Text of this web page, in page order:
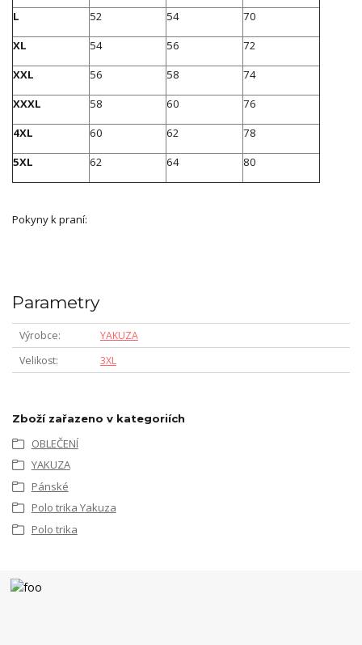
L
52 54
70
XL
54 56
72
XXL
56 58
74
XXXL
58 60
76
4XL
60 62
78
5XL
62 64 80
Pokyny k praní:
Parametry
Výrobce
YAKUZA
Velikost
3XL
Zboží zařazeno v kategoriích
OBLEČENÍ
YAKUZA
Pánské
Polo trika Yakuza
Polo trika